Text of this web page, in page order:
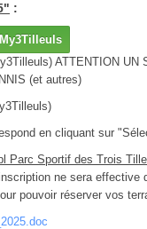
:
My3Tilleuls
ATTENTION
(et autres)
en cliquant sur
Parc Sportif des Trois
ne sera effective
pouvoir réserver vos